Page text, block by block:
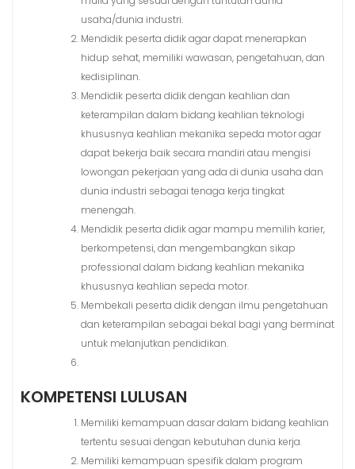
usaha/dunia industri.
Mendidik peserta didik agar dapat menerapkan
hidup sehat, memiliki wawasan, pengetahuan, dan
kedisiplinan.
Mendidik peserta didik dengan keahlian dan
keterampilan dalam bidang keahlian teknologi
khususnya keahlian mekanika sepeda motor agar
dapat bekerja baik secara mandiri atau mengisi
lowongan pekerjaan yang ada di dunia usaha dan
dunia industri sebagai tenaga kerja tingkat
menengah.
Mendidik peserta didik agar mampu memilih karier,
berkompetensi, dan mengembangkan sikap
professional dalam bidang keahlian mekanika
khususnya keahlian sepeda motor.
Membekali peserta didik dengan ilmu pengetahuan
dan keterampilan sebagai bekal bagi yang berminat
untuk melanjutkan pendidikan.
KOMPETENSI LULUSAN
Memiliki kemampuan dasar dalam bidang keahlian
tertentu sesuai dengan kebutuhan dunia kerja.
Memiliki kemampuan spesifik dalam program